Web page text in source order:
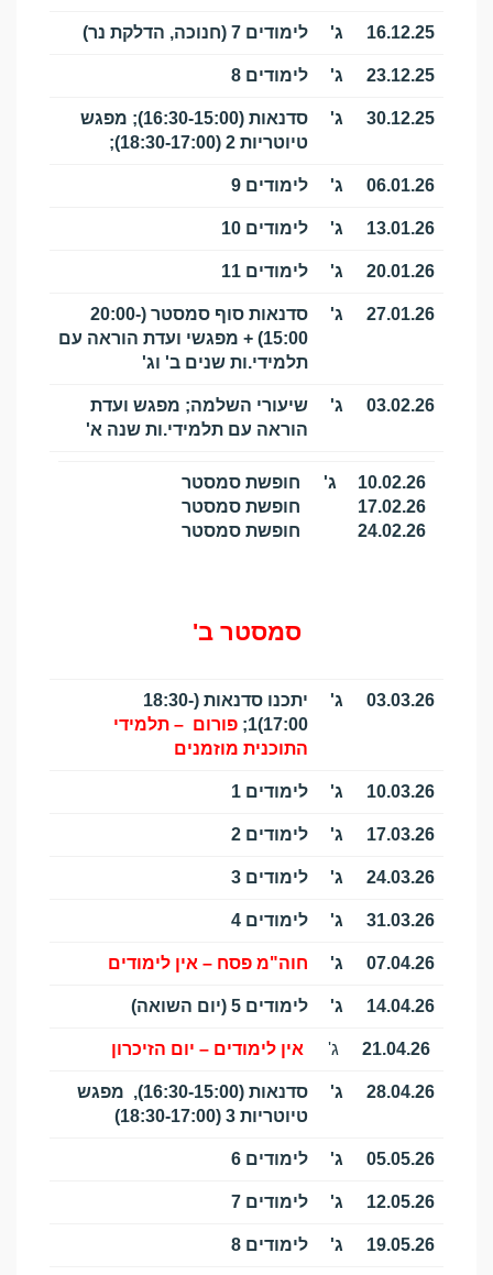
16.12.25 ג' לימודים 7 (חנוכה, הדלקת נר)
23.12.25 ג' לימודים 8
30.12.25 ג'
סדנאות (16:30-15:00); מפגש
טיוטריות 2 (18:30-17:00);
06.01.26 ג' לימודים 9
13.01.26 ג' לימודים 10
20.01.26 ג' לימודים 11
27.01.26 ג'
סדנאות סוף סמסטר (20:00-
15:00) + מפגשי ועדת הוראה עם
תלמידי.ות שנים ב' וג'
03.02.26 ג'
שיעורי השלמה; מפגש ועדת
הוראה עם תלמידי.ות שנה א'
10.02.26
17.02.26
24.02.26
ג'
חופשת סמסטר
חופשת סמסטר
חופשת סמסטר
סמסטר ב'
03.03.26 ג'
יתכנו סדנאות (18:30-
17:00)1;
פורום – תלמידי
התוכנית מוזמנים
10.03.26 ג' לימודים 1
17.03.26 ג' לימודים 2
24.03.26 ג' לימודים 3
31.03.26 ג' לימודים 4
07.04.26 ג' חוה"מ פסח – אין לימודים
14.04.26 ג' לימודים 5 (יום השואה)
21.04.26 ג' אין לימודים – יום הזיכרון
28.04.26 ג'
סדנאות (16:30-15:00), מפגש
טיוטריות 3 (18:30-17:00)
05.05.26 ג' לימודים 6
12.05.26 ג' לימודים 7
19.05.26 ג' לימודים 8